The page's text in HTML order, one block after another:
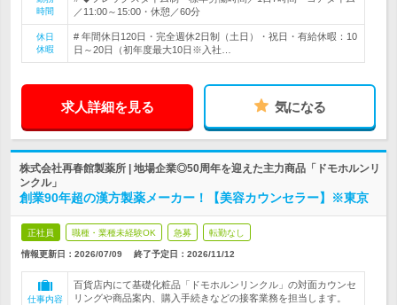
時間
／11:00～15:00・休憩／60分
休日
休暇
# 年間休日120日・完全週休2日制（土日）・祝日・有給休暇：10
日～20日（初年度最大10日※入社…
求人詳細を見る 気になる
株式会社再春館製薬所 | 地場企業◎50周年を迎えた主力商品「ドモホルンリ
ンクル」
創業90年超の漢方製薬メーカー！【美容カウンセラー】※東京
正社員 職種・業種未経験OK 急募 転勤なし
情報更新日：2026/07/09 終了予定日： 2026/11/12
仕事内容
百貨店内にて基礎化粧品「ドモホルンリンクル」の対面カウンセ
リングや商品案内、購入手続きなどの接客業務を担当します。